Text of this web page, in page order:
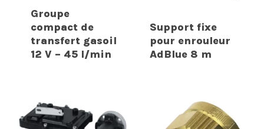
Groupe
compact de
transfert gasoil
12 V – 45 l/min
Support fixe
pour enrouleur
AdBlue 8 m